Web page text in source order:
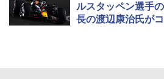
ルスタッペン選手
長の渡辺康治氏が